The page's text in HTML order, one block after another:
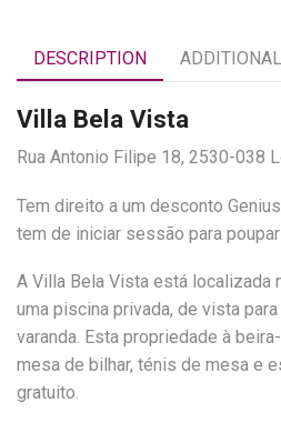
DESCRIPTION
Villa Bela Vista
Rua Antonio Filipe 18, 2530-038
Tem direito a um desconto
tem de iniciar sessão para
A Villa Bela Vista está localizada
uma piscina privada, de vista
varanda. Esta propriedade à
mesa de bilhar, ténis de mesa e
gratuito.